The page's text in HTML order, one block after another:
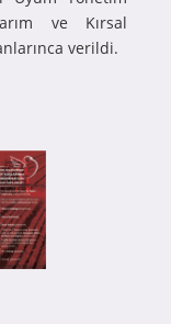
ve Kırsal
verildi.